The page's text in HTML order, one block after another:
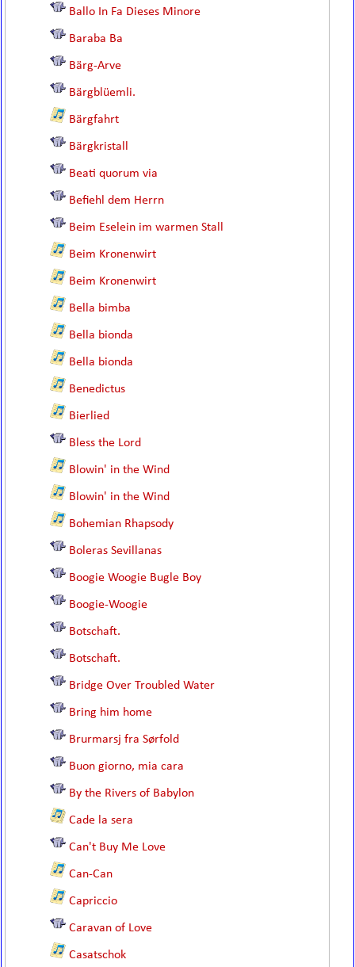
Ballo In Fa Dieses Minore
Baraba Ba
Bärg-Arve
Bärgblüemli.
Bärgfahrt
Bärgkristall
Beati quorum via
Befiehl dem Herrn
Beim Eselein im warmen Stall
Beim Kronenwirt
Beim Kronenwirt
Bella bimba
Bella bionda
Bella bionda
Benedictus
Bierlied
Bless the Lord
Blowin' in the Wind
Blowin' in the Wind
Bohemian Rhapsody
Boleras Sevillanas
Boogie Woogie Bugle Boy
Boogie-Woogie
Botschaft.
Botschaft.
Bridge Over Troubled Water
Bring him home
Brurmarsj fra Sørfold
Buon giorno, mia cara
By the Rivers of Babylon
Cade la sera
Can't Buy Me Love
Can-Can
Capriccio
Caravan of Love
Casatschok